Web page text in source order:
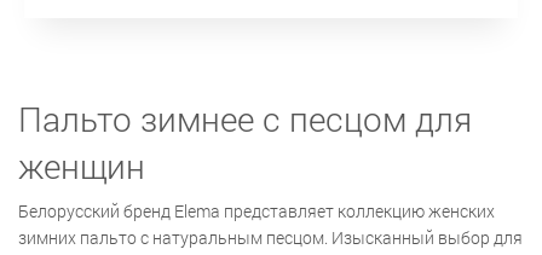
Пальто зимнее с песцом для
женщин
Белорусский бренд Elema представляет коллекцию женских
зимних пальто с натуральным песцом. Изысканный выбор для